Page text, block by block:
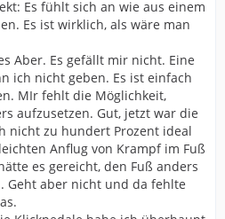
Es fühlt sich an wie aus einem
Es ist wirklich, als wäre man
Aber. Es gefällt mir nicht. Eine
ich nicht geben. Es ist einfach
MIr fehlt die Möglichkeit,
aufzusetzen. Gut, jetzt war die
nicht zu hundert Prozent ideal
Anflug von Krampf im Fuß
es gereicht, den Fuß anders
Geht aber nicht und da fehlte